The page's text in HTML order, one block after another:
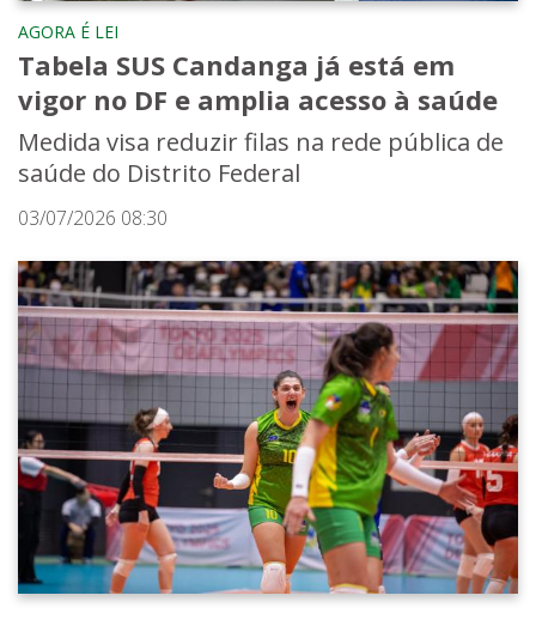
AGORA É LEI
Tabela SUS Candanga já está em
vigor no DF e amplia acesso à saúde
Medida visa reduzir filas na rede pública de
saúde do Distrito Federal
03/07/2026 08:30